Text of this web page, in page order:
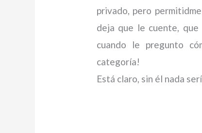
privado, pero
deja que le cuente, que
cuando le pregunto
categoría!
Está claro, sin él nada